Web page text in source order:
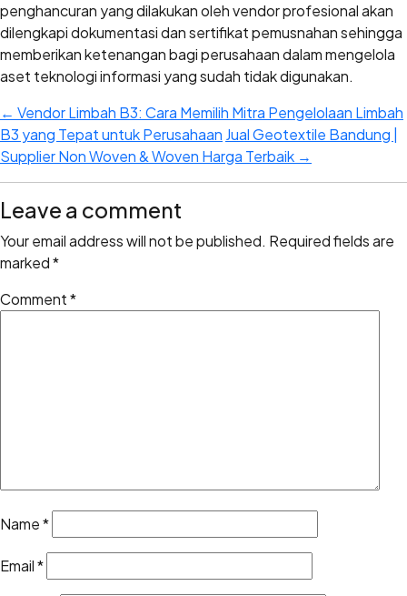
penghancuran yang dilakukan oleh vendor profesional akan
dilengkapi dokumentasi dan sertifikat pemusnahan sehingga
memberikan ketenangan bagi perusahaan dalam mengelola
aset teknologi informasi yang sudah tidak digunakan.
← Vendor Limbah B3: Cara Memilih Mitra Pengelolaan Limbah
B3 yang Tepat untuk Perusahaan Jual Geotextile Bandung |
Supplier Non Woven & Woven Harga Terbaik →
Leave a comment
Your email address will not be published. Required fields are
marked*
Comment*
Name*
Email*